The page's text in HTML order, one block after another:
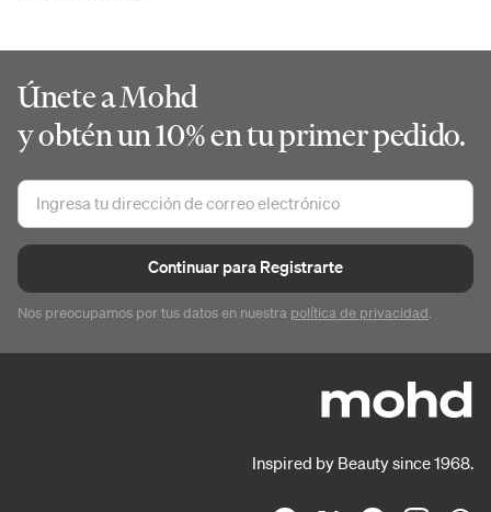
Únete a Mohd
y obtén un 10% en tu primer pedido.
Continuar para Registrarte
Nos preocupamos por tus datos en nuestra política de privacidad.
Inspired by Beauty since 1968.